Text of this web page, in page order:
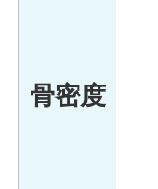
骨密度